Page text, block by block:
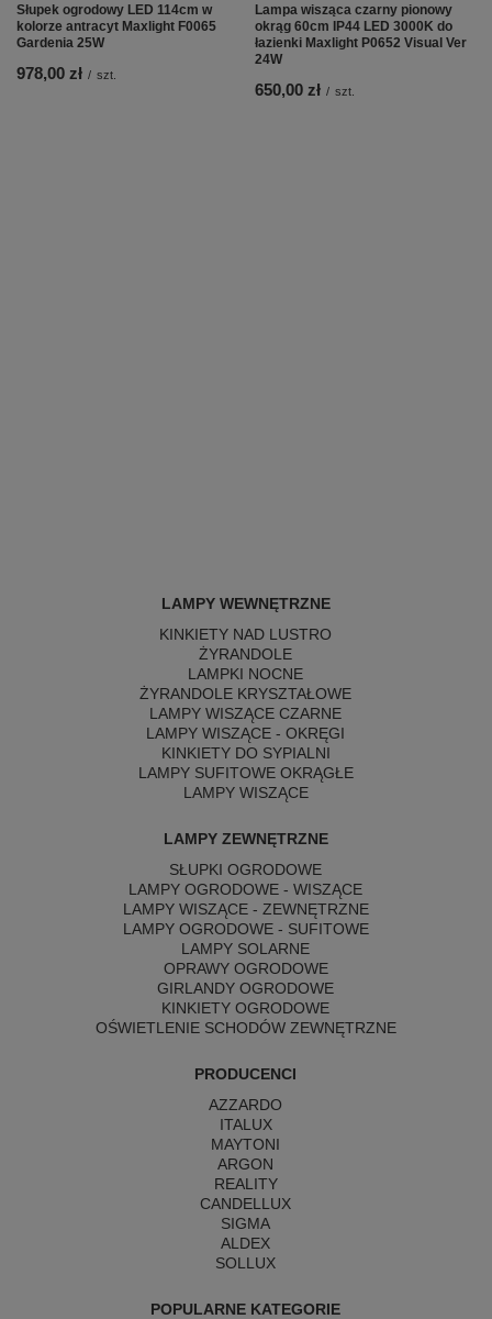
Słupek ogrodowy LED 114cm w
kolorze antracyt Maxlight F0065
Gardenia 25W
978,00 zł / szt.
Lampa wisząca czarny pionowy
okrąg 60cm IP44 LED 3000K do
łazienki Maxlight P0652 Visual Ver
24W
650,00 zł / szt.
LAMPY WEWNĘTRZNE
KINKIETY NAD LUSTRO
ŻYRANDOLE
LAMPKI NOCNE
ŻYRANDOLE KRYSZTAŁOWE
LAMPY WISZĄCE CZARNE
LAMPY WISZĄCE - OKRĘGI
KINKIETY DO SYPIALNI
LAMPY SUFITOWE OKRĄGŁE
LAMPY WISZĄCE
LAMPY ZEWNĘTRZNE
SŁUPKI OGRODOWE
LAMPY OGRODOWE - WISZĄCE
LAMPY WISZĄCE - ZEWNĘTRZNE
LAMPY OGRODOWE - SUFITOWE
LAMPY SOLARNE
OPRAWY OGRODOWE
GIRLANDY OGRODOWE
KINKIETY OGRODOWE
OŚWIETLENIE SCHODÓW ZEWNĘTRZNE
PRODUCENCI
AZZARDO
ITALUX
MAYTONI
ARGON
REALITY
CANDELLUX
SIGMA
ALDEX
SOLLUX
POPULARNE KATEGORIE